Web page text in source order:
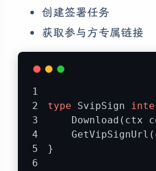
创建签署任务
获取参与方专属链接
type SvipSign
Download(ctx
}